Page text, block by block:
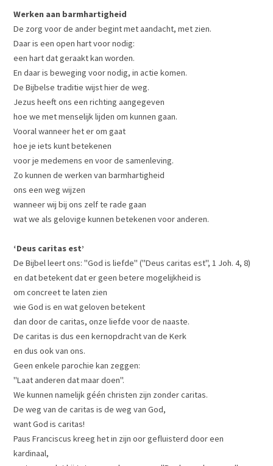
Werken aan barmhartigheid
De zorg voor de ander begint met aandacht, met zien.
Daar is een open hart voor nodig:
een hart dat geraakt kan worden.
En daar is beweging voor nodig, in actie komen.
De Bijbelse traditie wijst hier de weg.
Jezus heeft ons een richting aangegeven
hoe we met menselijk lijden om kunnen gaan.
Vooral wanneer het er om gaat
hoe je iets kunt betekenen
voor je medemens en voor de samenleving.
Zo kunnen de werken van barmhartigheid
ons een weg wijzen
wanneer wij bij ons zelf te rade gaan
wat we als gelovige kunnen betekenen voor anderen.
‘Deus caritas est’
De Bijbel leert ons: "God is liefde" ("Deus caritas est", 1 Joh. 4, 8)
en dat betekent dat er geen betere mogelijkheid is
om concreet te laten zien
wie God is en wat geloven betekent
dan door de caritas, onze liefde voor de naaste.
De caritas is dus een kernopdracht van de Kerk
en dus ook van ons.
Geen enkele parochie kan zeggen:
"Laat anderen dat maar doen".
We kunnen namelijk géén christen zijn zonder caritas.
De weg van de caritas is de weg van God,
want God is caritas!
Paus Franciscus kreeg het in zijn oor gefluisterd door een
kardinaal,